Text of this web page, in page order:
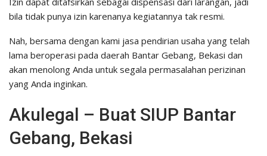
bila tidak punya izin karenanya kegiatannya tak resmi.
Nah, bersama dengan kami jasa pendirian usaha yang telah
lama beroperasi pada daerah Bantar Gebang, Bekasi dan
akan menolong Anda untuk segala permasalahan perizinan
yang Anda inginkan.
Akulegal – Buat SIUP Bantar
Gebang, Bekasi